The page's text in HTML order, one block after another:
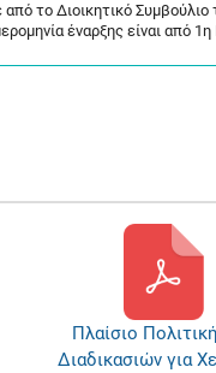
το Διοικητικό
έναρξης είναι από
Πλαίσιο
Διαδικασιών για